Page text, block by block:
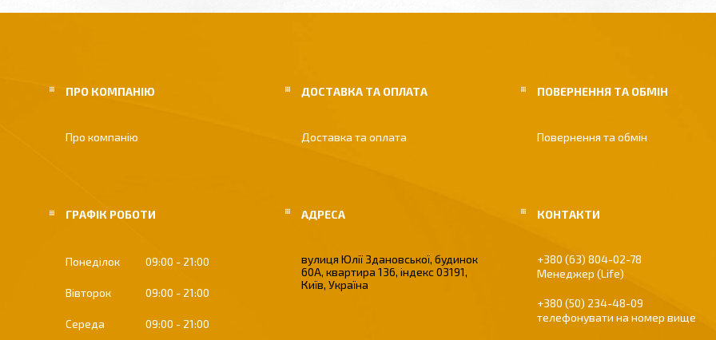
ПРО КОМПАНІЮ
Про компанію
ДОСТАВКА ТА ОПЛАТА
Доставка та оплата
ПОВЕРНЕННЯ ТА ОБМІН
Повернення та обмін
ГРАФІК РОБОТИ
Понеділок 09:00 21:00
Вівторок 09:00 21:00
Середа 09:00 21:00
вулиця Юлії Здановської, будинок
60А, квартира 136, індекс 03191,
Київ, Україна
+380 (63) 804-02-78
Менеджер (Life)
+380 (50) 234-48-09
телефонувати на номер вище